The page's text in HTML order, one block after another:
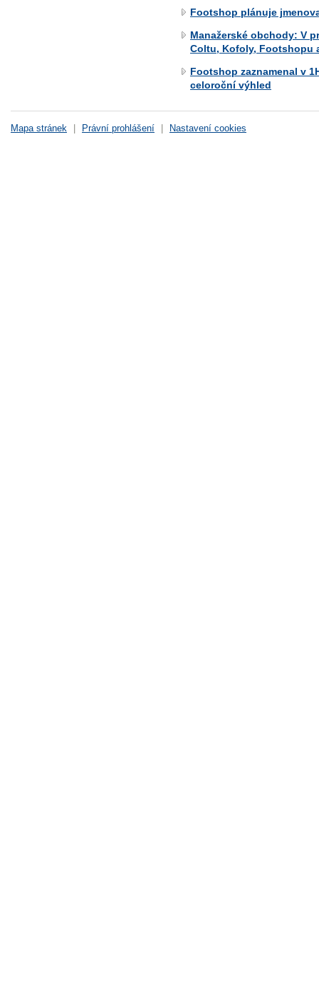
Footshop plánuje
Manažerské obchody: V
Coltu, Kofoly, Footshopu
Footshop zaznamenal v
celoroční výhled
Mapa stránek | Právní prohlášení | Nastavení cookies